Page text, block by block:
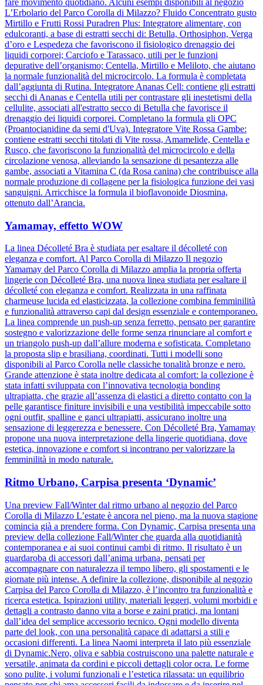
L’Erbolario del Parco Corolla di Milazzo? Fluido Concentrato gusto
Mirtillo e Frutti Rossi Puradren Plus: Integratore alimentare, con
edulcoranti, a base di estratti secchi di: Betulla, Orthosiphon, Verga
d’oro e Lespedeza che favoriscono il fisiologico drenaggio dei
liquidi corporei; Carciofo e Tarassaco, utili per le funzioni
depurative dell’organismo; Centella, Mirtillo e Meliloto, che aiutano
la normale funzionalità del microcircolo. La formula è completata
dall’aggiunta di Rutina. Integratore Ananas Cell: contiene gli estratti
secchi di Ananas e Centella utili per contrastare gli inestetismi della
cellulite, associati all'estratto secco di Betulla che favorisce il
drenaggio dei liquidi corporei. Completano la formula gli OPC
(Proantocianidine da semi d'Uva). Integratore Vite Rossa Gambe:
contiene estratti secchi titolati di Vite rossa, Amamelide, Centella e
Rusco, che favoriscono la funzionalità del microcircolo e della
circolazione venosa, alleviando la sensazione di pesantezza alle
gambe, associati a Vitamina C (da Rosa canina) che contribuisce alla
normale produzione di collagene per la fisiologica funzione dei vasi
sanguigni. Arricchisce la formula il bioflavonoide Diosmina,
ottenuto dall’Arancia.
Yamamay, effetto WOW
La linea Décolleté Bra è studiata per esaltare il décolleté con
eleganza e comfort. Al Parco Corolla di Milazzo Il negozio
Yamamay del Parco Corolla di Milazzo amplia la propria offerta
lingerie con Décolleté Bra, una nuova linea studiata per esaltare il
décolleté con eleganza e comfort. Realizzata in una raffinata
charmeuse lucida ed elasticizzata, la collezione combina femminilità
e funzionalità attraverso capi dal design essenziale e contemporaneo.
La linea comprende un push-up senza ferretto, pensato per garantire
sostegno e valorizzazione delle forme senza rinunciare al comfort e
un triangolo push-up dall’allure moderna e sofisticata. Completano
la proposta slip e brasiliana, coordinati. Tutti i modelli sono
disponibili al Parco Corolla nelle classiche tonalità bronze e nero.
Grande attenzione è stata inoltre dedicata al comfort: la collezione è
stata infatti sviluppata con l’innovativa tecnologia bonding
ultrapiatta, che grazie all’assenza di elastici a diretto contatto con la
pelle garantisce finiture invisibili e una vestibilità impeccabile sotto
ogni outfit, spalline e ganci ultrapiatti, assicurano inoltre una
sensazione di leggerezza e benessere. Con Décolleté Bra, Yamamay
propone una nuova interpretazione della lingerie quotidiana, dove
estetica, innovazione e comfort si incontrano per valorizzare la
femminilità in modo naturale.
Ritmo Urbano, Carpisa presenta ‘Dynamic’
Una preview Fall/Winter dal ritmo urbano al negozio del Parco
Corolla di Milazzo L’estate è ancora nel pieno, ma la nuova stagione
comincia già a prendere forma. Con Dynamic, Carpisa presenta una
preview della collezione Fall/Winter che guarda alla quotidianità
contemporanea e ai suoi continui cambi di ritmo. Il risultato è un
guardaroba di accessori dall’anima urbana, pensati per
accompagnare con naturalezza il tempo libero, gli spostamenti e le
giornate più intense. A definire la collezione, disponibile al negozio
Carpisa del Parco Corolla di Milazzo, è l’incontro tra funzionalità e
ricerca estetica. Ispirazioni utility, materiali leggeri, volumi morbidi e
dettagli a contrasto danno vita a borse e zaini pratici, ma lontani
dall’idea del semplice accessorio tecnico. Ogni modello diventa
parte del look, con una personalità capace di adattarsi a stili e
occasioni differenti. La linea Naomi interpreta il lato più essenziale
di Dynamic.Nero, oliva e sabbia costruiscono una palette naturale e
versatile, animata da cordini e piccoli dettagli color ocra. Le forme
sono pulite, i volumi funzionali e l’estetica rilassata: un equilibrio